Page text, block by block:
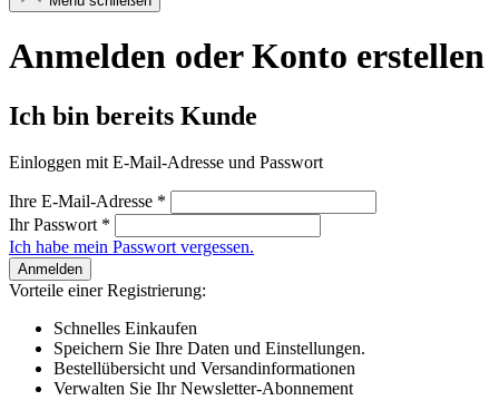
Anmelden oder Konto erstellen
Ich bin bereits Kunde
Einloggen mit E-Mail-Adresse und Passwort
Ihre E-Mail-Adresse *
Ihr Passwort *
Ich habe mein Passwort vergessen.
Anmelden
Vorteile einer Registrierung:
Schnelles Einkaufen
Speichern Sie Ihre Daten und Einstellungen.
Bestellübersicht und Versandinformationen
Verwalten Sie Ihr Newsletter-Abonnement